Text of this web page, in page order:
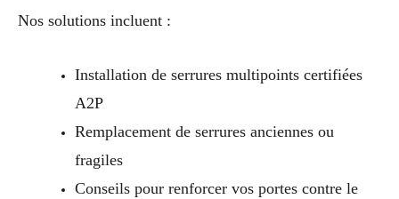
Nos solutions incluent :
Installation de serrures multipoints certifiées
A2P
Remplacement de serrures anciennes ou
fragiles
Conseils pour renforcer vos portes contre le